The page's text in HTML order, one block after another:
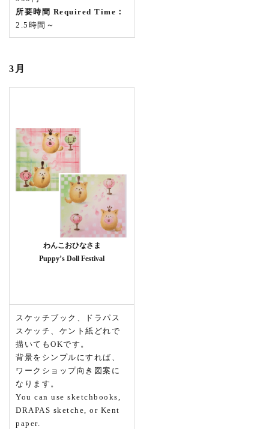
所要時間 Required Time：
2.5時間～
3月
わんこおひなさま
Puppy’s Doll Festival
スケッチブック、ドラパス
スケッチ、ケント紙どれで
描いてもOKです。
背景をシンプルにすれば、
ワークショップ向き図案に
なります。
You can use sketchbooks,
DRAPAS sketche, or Kent
paper.